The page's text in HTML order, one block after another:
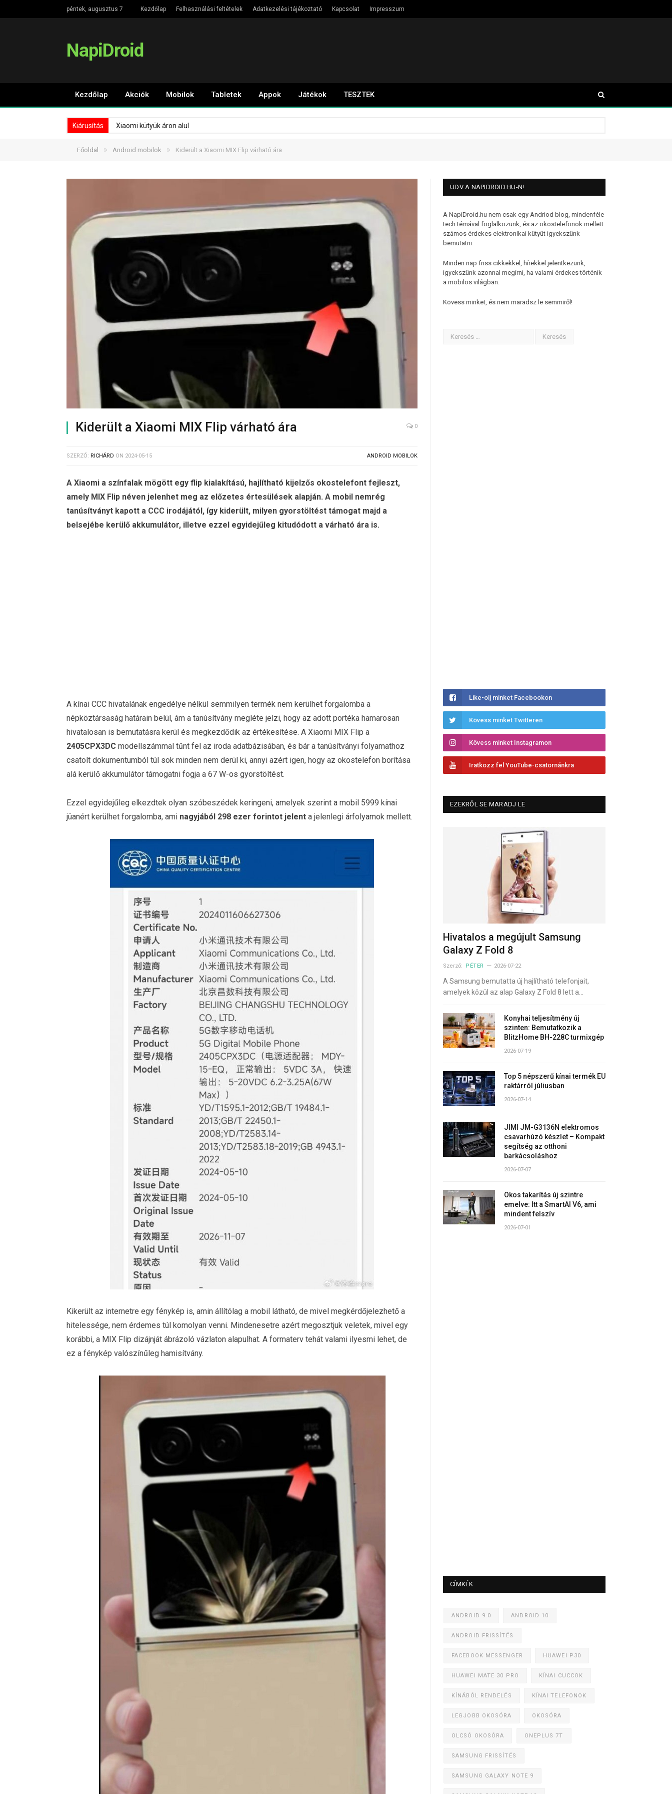
péntek, augusztus 7 Kezdőlap Felhasználási feltételek Adatkezelési tájékoztató Kapcsolat Impresszum
NapiDroid
Kezdőlap Akciók Mobilok Tabletek Appok Játékok TESZTEK
Kiárusítás Xiaomi kütyük áron alul
Főoldal » Android mobilok » Kiderült a Xiaomi MIX Flip várható ára
Kiderült a Xiaomi MIX Flip várható ára 0
SZERZŐ: RICHÁRD ON 2024-05-15 ANDROID MOBILOK
A Xiaomi a színfalak mögött egy flip kialakítású, hajlítható kijelzős okostelefont fejleszt,
amely MIX Flip néven jelenhet meg az előzetes értesülések alapján. A mobil nemrég
tanúsítványt kapott a CCC irodájától, így kiderült, milyen gyorstöltést támogat majd a
belsejébe kerülő akkumulátor, illetve ezzel egyidejűleg kitudódott a várható ára is.
A kínai CCC hivatalának engedélye nélkül semmilyen termék nem kerülhet forgalomba a
népköztársaság határain belül, ám a tanúsítvány megléte jelzi, hogy az adott portéka hamarosan
hivatalosan is bemutatásra kerül és megkezdődik az értékesítése. A Xiaomi MIX Flip a
2405CPX3DC modellszámmal tűnt fel az iroda adatbázisában, és bár a tanúsítványi folyamathoz
csatolt dokumentumból túl sok minden nem derül ki, annyi azért igen, hogy az okostelefon borítása
alá kerülő akkumulátor támogatni fogja a 67 W-os gyorstöltést.
Ezzel egyidejűleg elkezdtek olyan szóbeszédek keringeni, amelyek szerint a mobil 5999 kínai
jüanért kerülhet forgalomba, ami nagyjából 298 ezer forintot jelent a jelenlegi árfolyamok mellett.
Kikerült az internetre egy fénykép is, amin állítólag a mobil látható, de mivel megkérdőjelezhető a
hitelessége, nem érdemes túl komolyan venni. Mindenesetre azért megosztjuk veletek, mivel egy
korábbi, a MIX Flip dizájnját ábrázoló vázlaton alapulhat. A formaterv tehát valami ilyesmi lehet, de
ez a fénykép valószínűleg hamisítvány.
ÜDV A NAPIDROID.HU-N!
A NapiDroid.hu nem csak egy Andriod blog, mindenféle
tech témával foglalkozunk, és az okostelefonok mellett
számos érdekes elektronikai kütyüt igyekszünk
bemutatni.
Minden nap friss cikkekkel, hírekkel jelentkezünk,
igyekszünk azonnal megírni, ha valami érdekes történik
a mobilos világban.
Kövess minket, és nem maradsz le semmiről!
Like-olj minket Facebookon
Kövess minket Twitteren
Kövess minket Instagramon
Iratkozz fel YouTube-csatornánkra
EZEKRŐL SE MARADJ LE
Hivatalos a megújult Samsung
Galaxy Z Fold 8
Szerző: PÉTER 2026-07-22
A Samsung bemutatta új hajlítható telefonjait,
amelyek közül az alap Galaxy Z Fold 8 lett a…
Konyhai teljesítmény új
szinten: Bemutatkozik a
BlitzHome BH-228C turmixgép
2026-07-19
Top 5 népszerű kínai termék EU
raktárról júliusban
2026-07-14
JIMI JM-G3136N elektromos
csavarhúzó készlet – Kompakt
segítség az otthoni
barkácsoláshoz
2026-07-07
Okos takarítás új szintre
emelve: Itt a SmartAI V6, ami
mindent felszív
2026-07-01
CÍMKÉK
ANDROID 9.0 ANDROID 10
ANDROID FRISSÍTÉS
FACEBOOK MESSENGER HUAWEI P30
HUAWEI MATE 30 PRO KÍNAI CUCCOK
KÍNÁBÓL RENDELÉS KÍNAI TELEFONOK
LEGJOBB OKOSÓRA OKOSÓRA
OLCSÓ OKOSÓRA ONEPLUS 7T
SAMSUNG FRISSÍTÉS
SAMSUNG GALAXY NOTE 9